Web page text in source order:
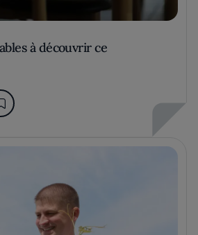
à découvrir ce